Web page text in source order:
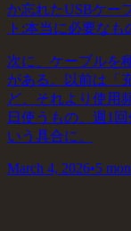
か忘れたUSBケー
ト:本当に必要なも
次に、ケーブルを
がある。以前は「
ど、それより使用
日使うもの、週1
いう具合に。
March 4, 2026•5